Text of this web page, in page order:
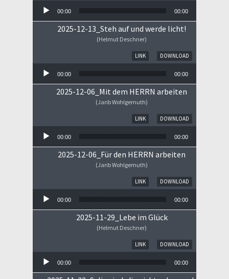
00:00 00:00
2025-12-13_Steh auf und werde licht!
(Helmut Deschner)
DOWNLOAD
LINK
00:00 00:00
2025-12-06_Mit dem HERRN arbeiten
(Jarib Wohlgemuth)
DOWNLOAD
LINK
00:00 00:00
2025-12-06_Für den HERRN arbeiten
(Jarib Wohlgemuth)
DOWNLOAD
LINK
00:00 00:00
2025-11-29_Lebe im Glück
(Helmut Deschner)
DOWNLOAD
LINK
00:00 00:00